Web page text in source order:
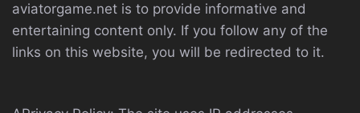
aviatorgame.net is to provide informative and
entertaining content only. If you follow any of the
links on this website, you will be redirected to it.